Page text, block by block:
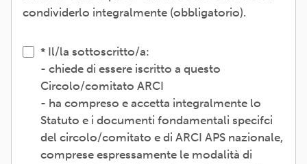
condividerlo integralmente (obbligatorio).
Il/la sottoscritto/a:
- chiede di essere iscritto a questo
Circolo/comitato ARCI
- ha compreso e accetta integralmente lo
Statuto e i documenti fondamentali specifci
del circolo/comitato e di ARCI APS nazionale,
comprese espressamente le modalità di